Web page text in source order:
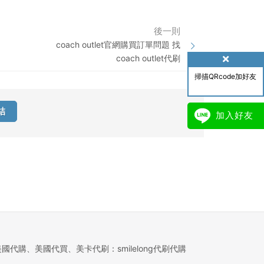
掃描QRcode加好友
加入好友
後一則
coach outlet官網購買訂單問題 找
coach outlet代刷
國代購、美國代買、美卡代刷：smilelong代刷代購